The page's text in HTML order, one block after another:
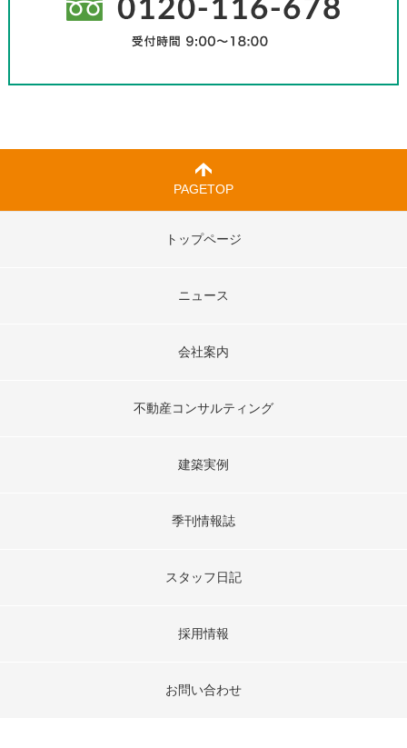
PAGETOP
トップページ
ニュース
会社案内
不動産コンサルティング
建築実例
季刊情報誌
スタッフ日記
採用情報
お問い合わせ